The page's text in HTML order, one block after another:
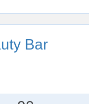
Bar